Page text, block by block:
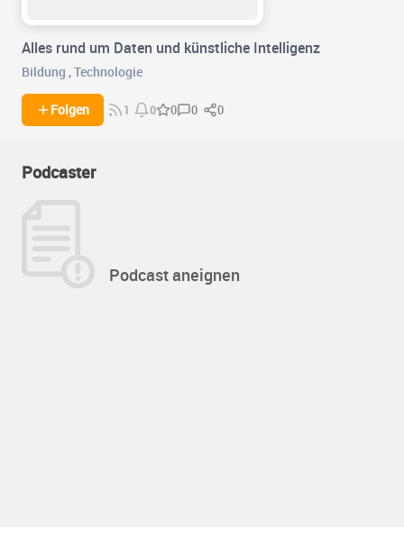
Alles rund um Daten und künstliche Intelligenz
Bildung ,Technologie
Folgen 1 0 0 0 0
Podcaster
Podcast aneignen